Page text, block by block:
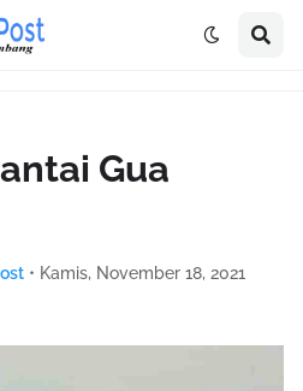
Gua
• Kamis, November 18, 2021